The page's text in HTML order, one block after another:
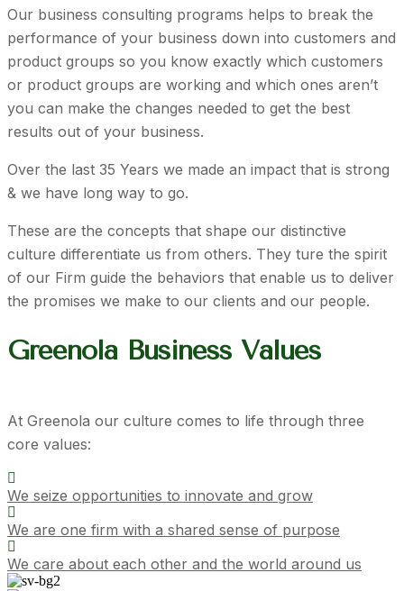
Our business consulting programs helps to break the
performance of your business down into customers and
product groups so you know exactly which customers
or product groups are working and which ones aren’t
you can make the changes needed to get the best
results out of your business.
Over the last 35 Years we made an impact that is strong
& we have long way to go.
These are the concepts that shape our distinctive
culture differentiate us from others. They ture the spirit
of our Firm guide the behaviors that enable us to deliver
the promises we make to our clients and our people.
Greenola Business Values
At Greenola our culture comes to life through three
core values:
We seize opportunities to innovate and grow
We are one firm with a shared sense of purpose
We care about each other and the world around us